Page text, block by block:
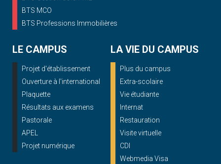
BTS MCO
BTS Professions Immobilières
LE CAMPUS
Projet d'établissement
Ouverture à l'international
Plaquette
Résultats aux examens
Pastorale
APEL
Projet numérique
LA VIE DU CAMPUS
Plus du campus
Extra-scolaire
Vie étudiante
Internat
Restauration
Visite virtuelle
CDI
Webmedia Visa